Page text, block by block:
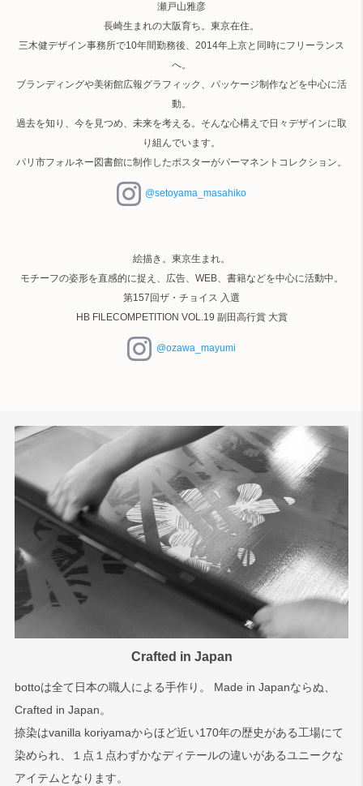
瀬戸山雅彦
長崎生まれの大阪育ち。東京在住。
三木健デザイン事務所で10年間勤務後、2014年上京と同時にフリーランス
へ。
ブランディングや美術館広報グラフィック、パッケージ制作などを中心に活
動。
過去を知り、今を見つめ、未来を考える。そんな心構えで日々デザインに取
り組んでいます。
パリ市フォルネー図書館に制作したポスターがパーマネントコレクション。
@setoyama_masahiko
絵描き。東京生まれ。
モチーフの姿形を直感的に捉え、広告、WEB、書籍などを中心に活動中。
第157回ザ・チョイス 入選
HB FILECOMPETITION VOL.19 副田高行賞 大賞
@ozawa_mayumi
Crafted in Japan
bottoは全て日本の職人による手作り。 Made in Japanならぬ、
Crafted in Japan。
捺染はvanilla koriyamaからほど近い170年の歴史がある工場にて
染められ、１点１点わずかなディテールの違いがあるユニークな
アイテムとなります。